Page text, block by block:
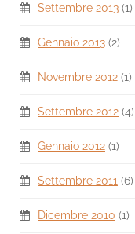
Settembre 2013 (1)
Gennaio 2013 (2)
Novembre 2012 (1)
Settembre 2012 (4)
Gennaio 2012 (1)
Settembre 2011 (6)
Dicembre 2010 (1)